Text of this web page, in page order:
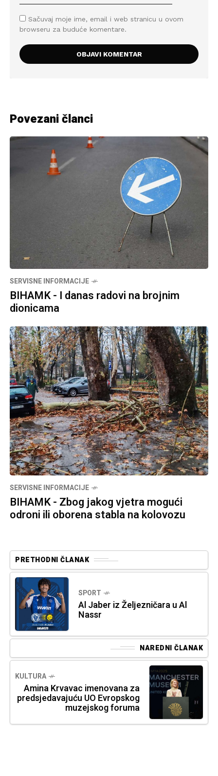
Sačuvaj moje ime, email i web stranicu u ovom
browseru za buduće komentare.
Povezani članci
SERVISNE INFORMACIJE
BIHAMK - I danas radovi na brojnim
dionicama
SERVISNE INFORMACIJE
BIHAMK - Zbog jakog vjetra mogući
odroni ili oborena stabla na kolovozu
PRETHODNI ČLANAK
SPORT
Al Jaber iz Željezničara u Al
Nassr
NAREDNI ČLANAK
KULTURA
Amina Krvavac imenovana za
predsjedavajuću UO Evropskog
muzejskog foruma